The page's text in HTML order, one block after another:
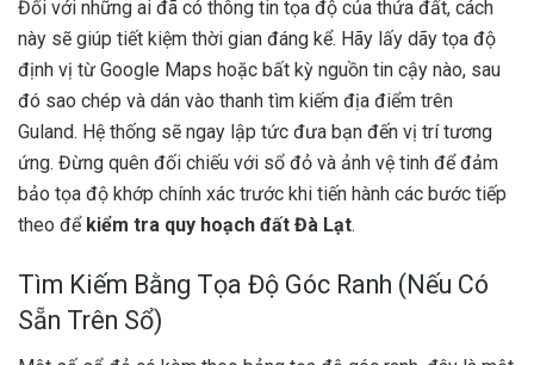
Đối với những ai đã có thông tin tọa độ của thửa đất, cách
này sẽ giúp tiết kiệm thời gian đáng kể. Hãy lấy dãy tọa độ
định vị từ Google Maps hoặc bất kỳ nguồn tin cậy nào, sau
đó sao chép và dán vào thanh tìm kiếm địa điểm trên
Guland. Hệ thống sẽ ngay lập tức đưa bạn đến vị trí tương
ứng. Đừng quên đối chiếu với sổ đỏ và ảnh vệ tinh để đảm
bảo tọa độ khớp chính xác trước khi tiến hành các bước tiếp
theo để kiểm tra quy hoạch đất Đà Lạt.
Tìm Kiếm Bằng Tọa Độ Góc Ranh (Nếu Có
Sẵn Trên Sổ)